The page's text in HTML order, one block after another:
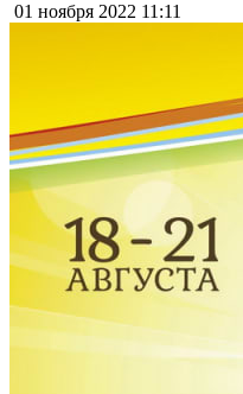
01 ноября 2022 11:11